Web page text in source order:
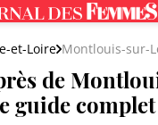
et-Loire Montlouis-sur-
de
guide complet